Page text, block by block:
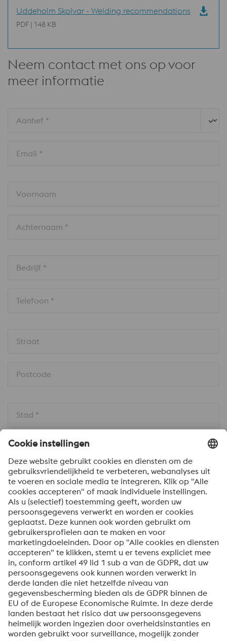
Uddeholm Skolvar - Welding recommendations
PDF | 148 KB
Neem contact met ons op voor
meer informatie
Aanhef *
Email *
Voornaam
Achternaam *
Bedrijf *
Telefoon *
Straat
Postcode
Stad *
Land *
Bericht *
Om informatie over onze producten en diensten te
ontvangen, op de hoogte te blijven van onze
evenementen en nog veel meer, accepteert u uw
abonnement op de Uddeholm-nieuwsbrief.
Verzenden
Anti-robotverificatie